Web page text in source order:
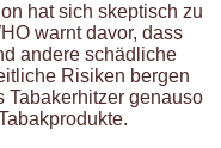
hat sich skeptisch zu
warnt davor, dass
andere schädliche
Risiken bergen
Tabakerhitzer genauso